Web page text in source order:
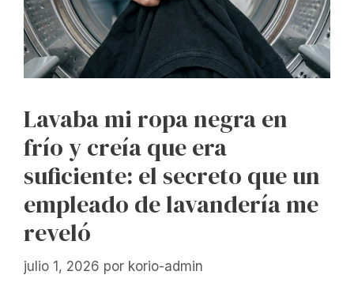
Lavaba mi ropa negra en
frío y creía que era
suficiente: el secreto que un
empleado de lavandería me
reveló
julio 1, 2026 por korio-admin